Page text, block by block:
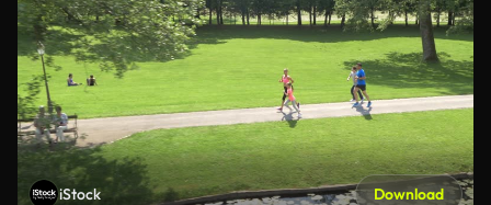
iStock Download